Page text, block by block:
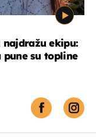
ekipu:
su topline